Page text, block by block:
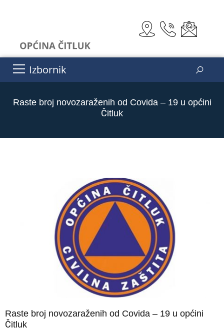
Izbornik
Raste broj novozaraženih od Covida – 19 u općini
Čitluk
Raste broj novozaraženih od Covida – 19 u općini
Čitluk